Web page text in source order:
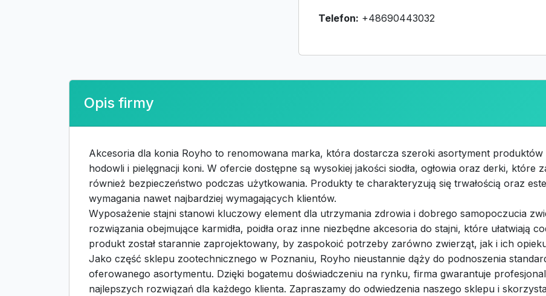
Telefon: +48690443032
Opis firmy
Akcesoria dla konia Royho to renomowana marka, która dostarcza szeroki asortyment
hodowli i pielęgnacji koni. W ofercie dostępne są wysokiej jakości siodła, ogłowia oraz derki, które
również bezpieczeństwo podczas użytkowania. Produkty te charakteryzują się trwałością oraz
wymagania nawet najbardziej wymagających klientów.
Wyposażenie stajni stanowi kluczowy element dla utrzymania zdrowia i dobrego samopoczucia
rozwiązania obejmujące karmidła, poidła oraz inne niezbędne akcesoria do stajni, które ułatwiają
produkt został starannie zaprojektowany, by zaspokoić potrzeby zarówno zwierząt, jak i ich
Jako część sklepu zootechnicznego w Poznaniu, Royho nieustannie dąży do podnoszenia
oferowanego asortymentu. Dzięki bogatemu doświadczeniu na rynku, firma gwarantuje
najlepszych rozwiązań dla każdego klienta. Zapraszamy do odwiedzenia naszego sklepu i